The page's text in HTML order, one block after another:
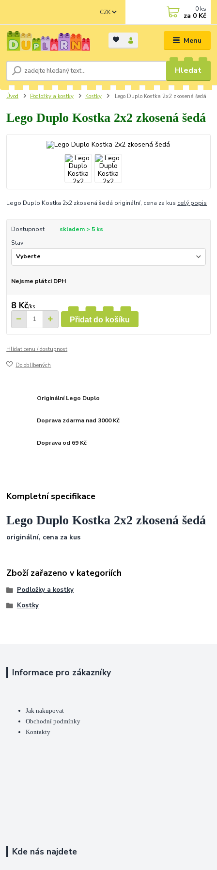
Menu
CZK
Hledat
0 ks
za 0 Kč
Úvod Podložky a kostky Kostky Lego Duplo Kostka 2x2 zkosená šedá
Lego Duplo Kostka 2x2 zkosená šedá
Lego Duplo Kostka 2x2 zkosená šedá originální, cena za kus celý popis
Dostupnost
skladem > 5 ks
Stav
Nejsme plátci DPH
8 Kč/ks
Přidat do košíku
Hlídat cenu / dostupnost
Do oblíbených
Originální Lego Duplo
Doprava zdarma nad 3000 Kč
Doprava od 69 Kč
Kompletní specifikace
Lego Duplo Kostka 2x2 zkosená šedá
originální, cena za kus
Zboží zařazeno v kategoriích
Podložky a kostky
Kostky
Informace pro zákazníky
Jak nakupovat
Obchodní podmínky
Kontakty
Kde nás najdete